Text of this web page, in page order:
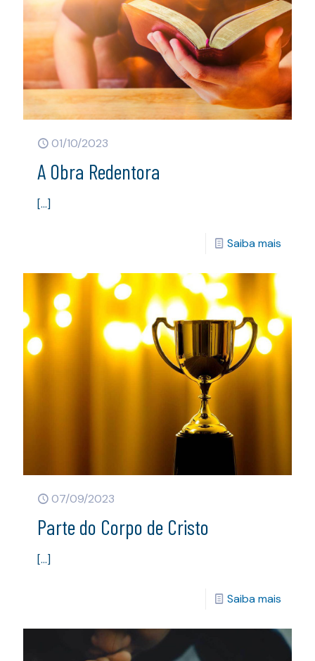
01/10/2023
A Obra Redentora
[…]
Saiba mais
07/09/2023
Parte do Corpo de Cristo
[…]
Saiba mais